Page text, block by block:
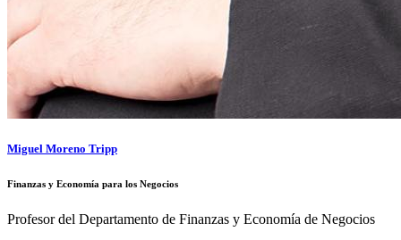
Miguel Moreno Tripp
Finanzas y Economía para los Negocios
Profesor del Departamento de Finanzas y Economía de Negocios